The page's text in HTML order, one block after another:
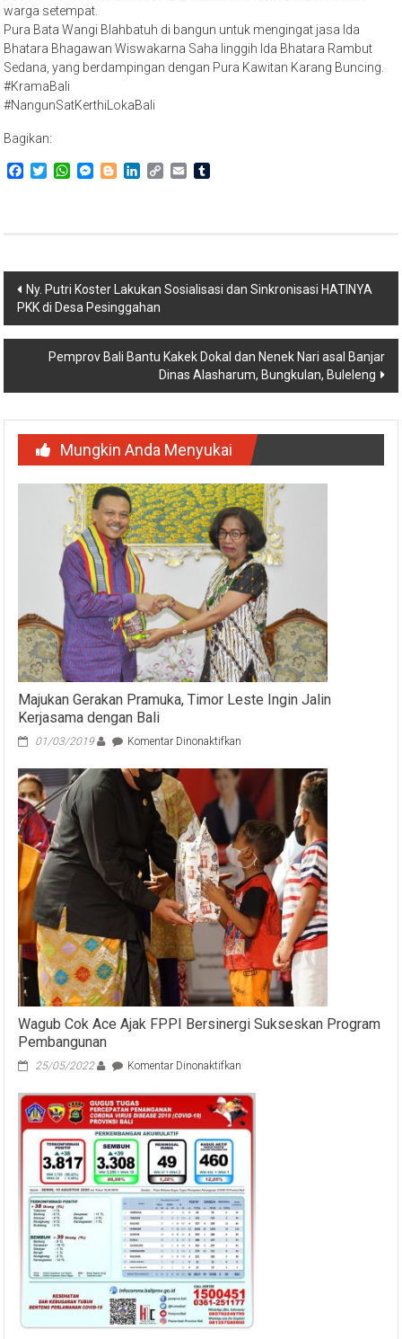
warga setempat.
Pura Bata Wangi Blahbatuh di bangun untuk mengingat jasa Ida
Bhatara Bhagawan Wiswakarna Saha linggih Ida Bhatara Rambut
Sedana, yang berdampingan dengan Pura Kawitan Karang Buncing.
#KramaBali
#NangunSatKerthiLokaBali
Bagikan:
Facebook
TwitterWhatsApp
Messenger
BloggerLinkedIn
Copy Email
Navigasi
pos
Ny. Putri Koster Lakukan Sosialisasi dan Sinkronisasi HATINYA
PKK di Desa Pesinggahan
Pemprov Bali Bantu Kakek Dokal dan Nenek Nari asal Banjar
Dinas Alasharum, Bungkulan, Buleleng
Mungkin Anda Menyukai
Majukan Gerakan Pramuka, Timor Leste Ingin Jalin
Kerjasama dengan Bali
01/03/2019 Komentar Dinonaktifkan
Gerakan
Pramuka,
Timor
Leste
Ingin
Jalin
Kerjasama
dengan
Bali
Wagub Cok Ace Ajak FPPI Bersinergi Sukseskan Program
Pembangunan
25/05/2022 Komentar Dinonaktifkan
Cok
Ace
Ajak
Program
Pembangunan